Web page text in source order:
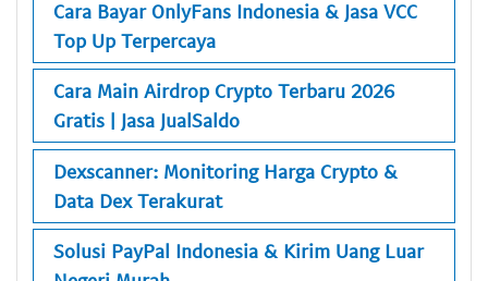
Cara Bayar OnlyFans Indonesia & Jasa VCC
Top Up Terpercaya
Cara Main Airdrop Crypto Terbaru 2026
Gratis | Jasa JualSaldo
Dexscanner: Monitoring Harga Crypto &
Data Dex Terakurat
Solusi PayPal Indonesia & Kirim Uang Luar